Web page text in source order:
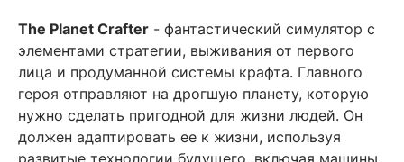
The Planet Crafter - фантастический симулятор с
элементами стратегии, выживания от первого
лица и продуманной системы крафта. Главного
героя отправляют на дрогшую планету, которую
нужно сделать пригодной для жизни людей. Он
должен адаптировать ее к жизни, используя
развитые технологии будущего, включая машины,